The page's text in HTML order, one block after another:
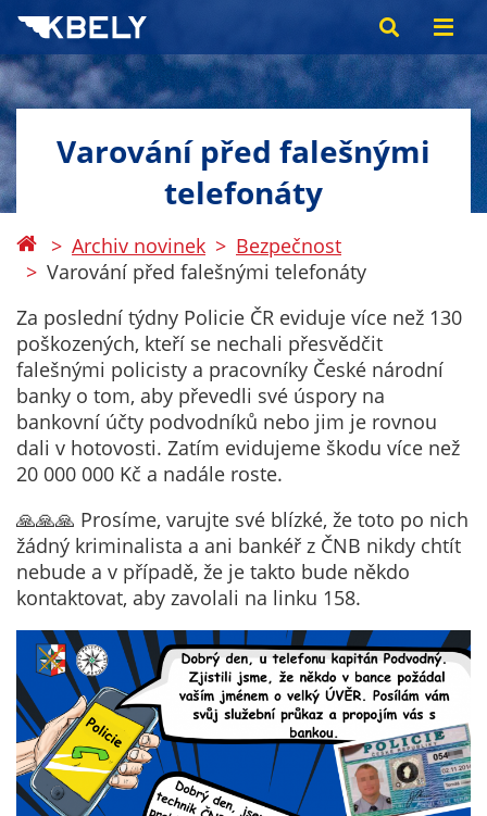
Varování před falešnými
telefonáty
Archiv novinek
Bezpečnost
Varování před falešnými telefonáty
Za poslední týdny Policie ČR eviduje více než 130
poškozených, kteří se nechali přesvědčit
falešnými policisty a pracovníky České národní
banky o tom, aby převedli své úspory na
bankovní účty podvodníků nebo jim je rovnou
dali v hotovosti. Zatím evidujeme škodu více než
20 000 000 Kč a nadále roste.
🙏🙏🙏 Prosíme, varujte své blízké, že toto po nich
žádný kriminalista a ani bankéř z ČNB nikdy chtít
nebude a v případě, že je takto bude někdo
kontaktovat, aby zavolali na linku 158.
Technické
cookies
Technické
cookies jsou
nezbytné pro
fungování
webu a všech
funkcí, které
nabízí.
Nepožadujeme
Váš souhlas s
využitím